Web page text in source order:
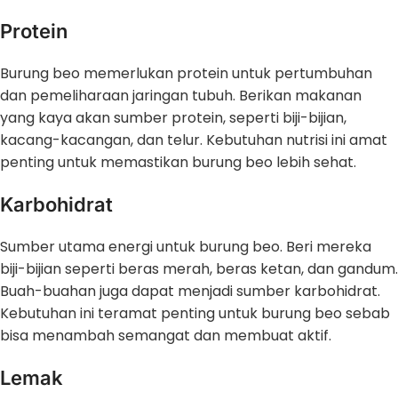
Protein
Burung beo memerlukan protein untuk pertumbuhan
dan pemeliharaan jaringan tubuh. Berikan makanan
yang kaya akan sumber protein, seperti biji-bijian,
kacang-kacangan, dan telur. Kebutuhan nutrisi ini amat
penting untuk memastikan burung beo lebih sehat.
Karbohidrat
Sumber utama energi untuk burung beo. Beri mereka
biji-bijian seperti beras merah, beras ketan, dan gandum.
Buah-buahan juga dapat menjadi sumber karbohidrat.
Kebutuhan ini teramat penting untuk burung beo sebab
bisa menambah semangat dan membuat aktif.
Lemak